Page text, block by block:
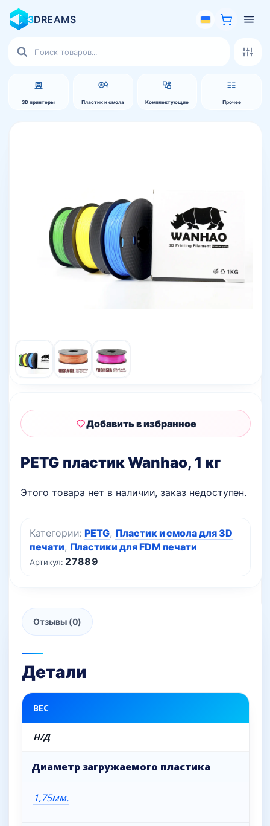
3DREAMS
3D принтеры Пластик и смола Комплектующие Прочее
товаров
PETG пластик Wanhao, 1 кг
Этого товара нет в наличии, заказ недоступен.
Добавить в избранное
Артикул: 27889
Категории:PETG, Пластик и смола для 3D
печати, Пластики для FDM печати
Отзывы (0)
Детали
ВЕС
Н/Д
Диаметр загружаемого пластика
1,75мм.